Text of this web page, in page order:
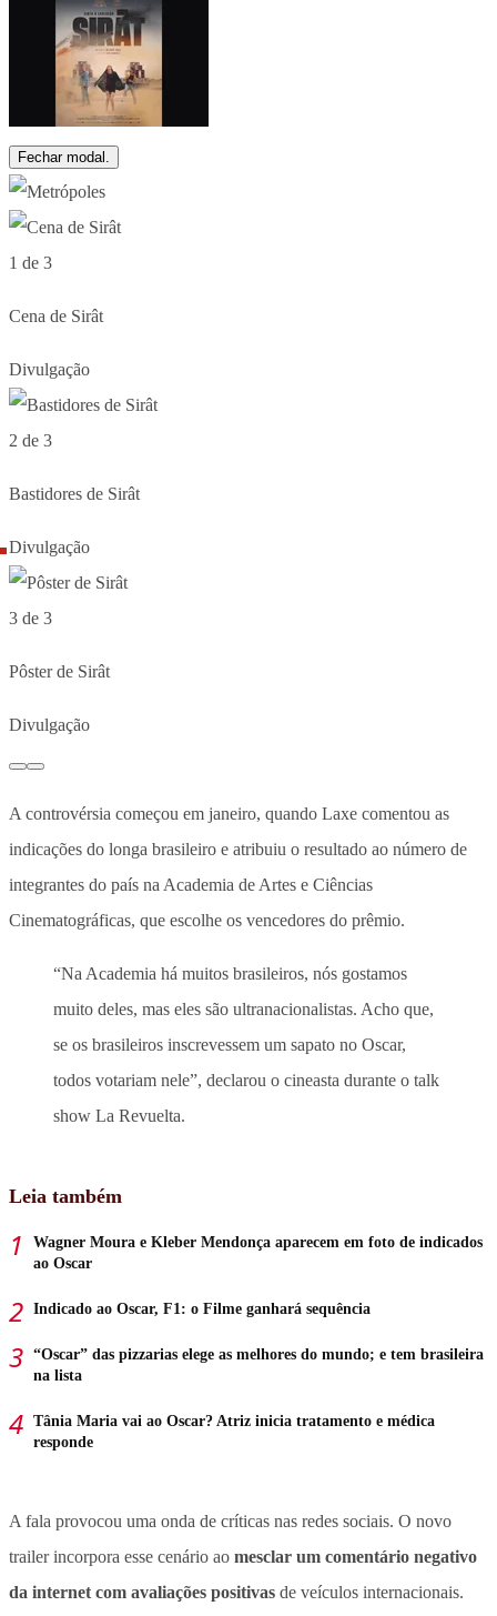
Fechar modal.
1 de 3
Cena de Sirât
Divulgação
2 de 3
Bastidores de Sirât
Divulgação
3 de 3
Pôster de Sirât
Divulgação
A controvérsia começou em janeiro, quando Laxe comentou as
indicações do longa brasileiro e atribuiu o resultado ao número de
integrantes do país na Academia de Artes e Ciências
Cinematográficas, que escolhe os vencedores do prêmio.
“Na Academia há muitos brasileiros, nós gostamos
muito deles, mas eles são ultranacionalistas. Acho que,
se os brasileiros inscrevessem um sapato no Oscar,
todos votariam nele”, declarou o cineasta durante o talk
show La Revuelta.
Leia também
Wagner Moura e Kleber Mendonça aparecem em foto de indicados
ao Oscar
Indicado ao Oscar, F1: o Filme ganhará sequência
“Oscar” das pizzarias elege as melhores do mundo; e tem brasileira
na lista
Tânia Maria vai ao Oscar? Atriz inicia tratamento e médica
responde
A fala provocou uma onda de críticas nas redes sociais. O novo
trailer incorpora esse cenário ao mesclar um comentário negativo
da internet com avaliações positivas de veículos internacionais.